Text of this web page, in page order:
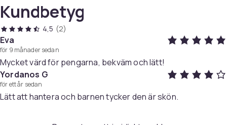
kopphållare garanterar resekomfort på varje åktur.
Sätets Safety Surround™-sidokollisionsskydd erbjuder
förbättrat skydd för huvudet och kroppen. Med mörkt
klädsel syns små fläckar inte, men sätets tygöverdrag
är också avtagbara och tvättbara i maskin.
Kundbetyg
4,5 (2)
Eva
för 9 månader sedan
Mycket värd för pengarna, bekväm och lätt!
Yordanos G
för ett år sedan
Lätt att hantera och barnen tycker den är skön.